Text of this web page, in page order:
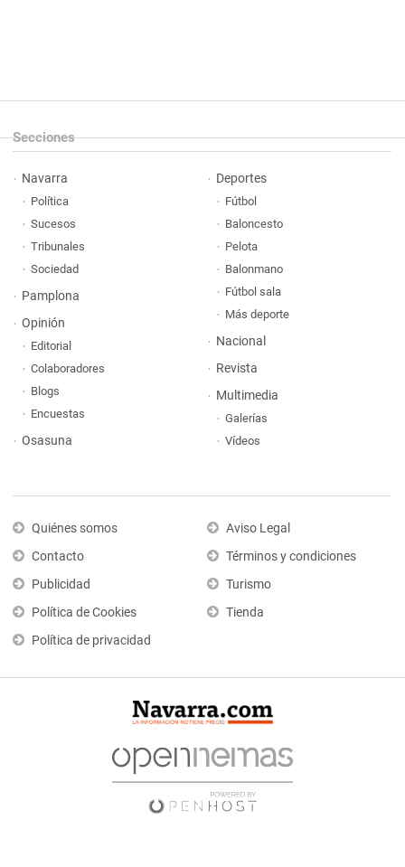
Secciones
Navarra
Política
Sucesos
Tribunales
Sociedad
Pamplona
Opinión
Editorial
Colaboradores
Blogs
Encuestas
Osasuna
Deportes
Fútbol
Baloncesto
Pelota
Balonmano
Fútbol sala
Más deporte
Nacional
Revista
Multimedia
Galerías
Vídeos
Quiénes somos
Contacto
Publicidad
Política de Cookies
Política de privacidad
Aviso Legal
Términos y condiciones
Turismo
Tienda